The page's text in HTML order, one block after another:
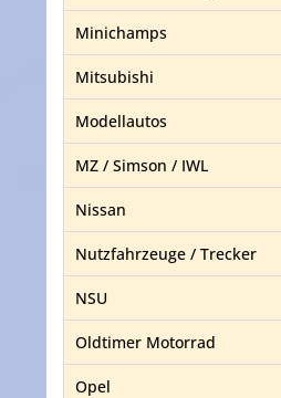
Minichamps
Mitsubishi
Modellautos
MZ / Simson / IWL
Nissan
Nutzfahrzeuge / Trecker
NSU
Oldtimer Motorrad
Opel